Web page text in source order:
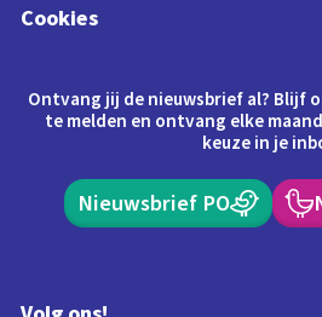
Cookies
Ontvang jij de nieuwsbrief al? Blijf
te melden en ontvang elke
keuze in je
Nieuwsbrief PO